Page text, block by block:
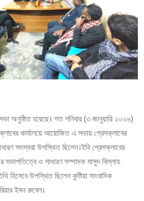
অনুষ্ঠিত হয়েছে। গত শনিবার (৩ জানুয়ারি ২০২৬)
কার্যালয়ে আয়োজিত এ সভায় প্রেসক্লাবের
সদস্যরা উপস্থিত ছিলেন।ইবি প্রেসক্লাবের
সভাপতিত্বে ও সাধারণ সম্পাদক মাসুদ বিল্লাহ
হিসেবে উপস্থিত ছিলেন কুষ্টিয়া সাংবাদিক
ইমন রুবেল।